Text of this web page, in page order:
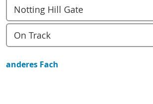
Notting Hill Gate
On Track
anderes Fach